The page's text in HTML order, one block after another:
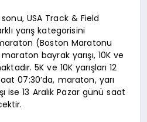
USA Track & Field
yarış kategorisini
(Boston Maratonu
bayrak yarışı, 10K ve
5K ve 10K yarışları 12
07:30’da, maraton, yarı
ise 13 Aralık Pazar günü saat